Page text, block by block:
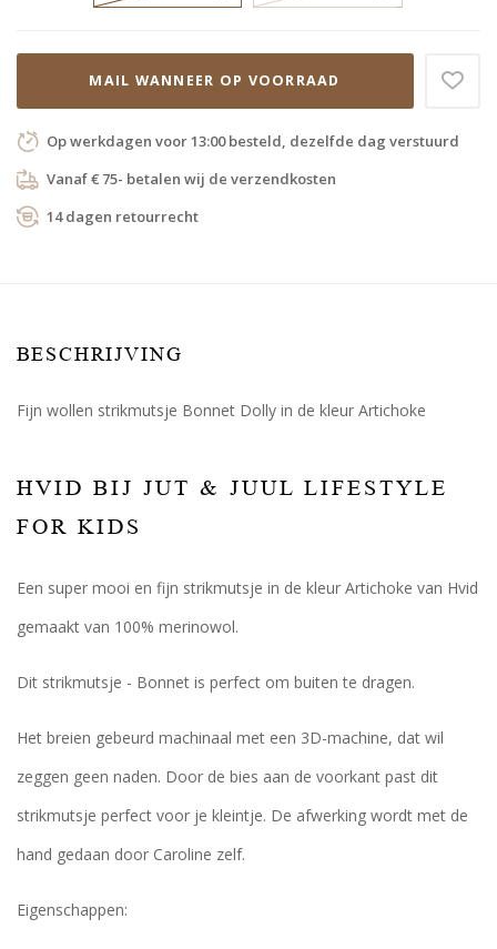
MAIL WANNEER OP VOORRAAD
Op werkdagen voor 13:00 besteld, dezelfde dag verstuurd
Vanaf € 75- betalen wij de verzendkosten
14 dagen retourrecht
BESCHRIJVING
Fijn wollen strikmutsje Bonnet Dolly in de kleur Artichoke
HVID BIJ JUT & JUUL LIFESTYLE
FOR KIDS
Een super mooi en fijn strikmutsje in de kleur Artichoke van Hvid
gemaakt van 100% merinowol.
Dit strikmutsje - Bonnet is perfect om buiten te dragen.
Het breien gebeurd machinaal met een 3D-machine, dat wil
zeggen geen naden. Door de bies aan de voorkant past dit
strikmutsje perfect voor je kleintje. De afwerking wordt met de
hand gedaan door Caroline zelf.
Eigenschappen: